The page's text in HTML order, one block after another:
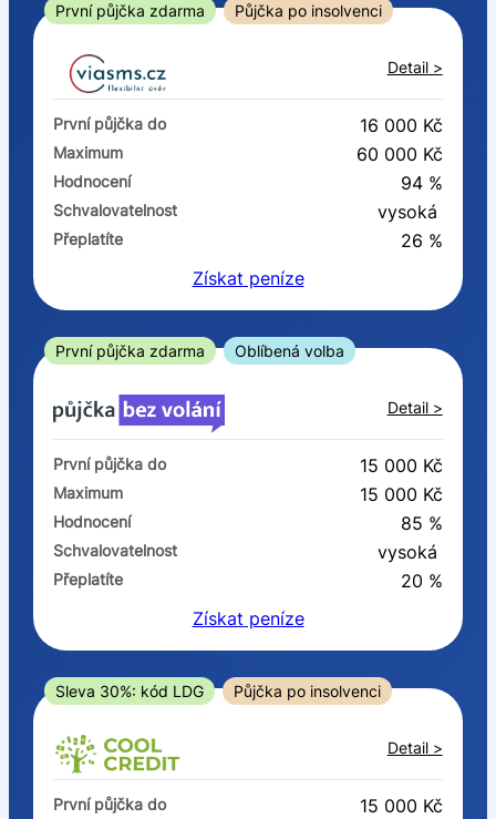
Od
První půjčka zdarma
–
ano
Ve zkušebce
ano
ne
V exekuci
ano
ne
Po insolvenci
V hotovosti
ano
První půjčka zdarma Půjčka po insolvenci
Detail >
První půjčka do 16 000 Kč
Maximum 60 000 Kč
Hodnocení 94 %
Schvalovatelnost vysoká
Přeplatíte
26 %
Získat peníze
První půjčka zdarma Oblíbená volba
Detail >
První půjčka do 15 000 Kč
Maximum 15 000 Kč
Hodnocení 85 %
Schvalovatelnost vysoká
Přeplatíte
20 %
Získat peníze
Sleva 30%: kód LDG Půjčka po insolvenci
Detail >
První půjčka do 15 000 Kč